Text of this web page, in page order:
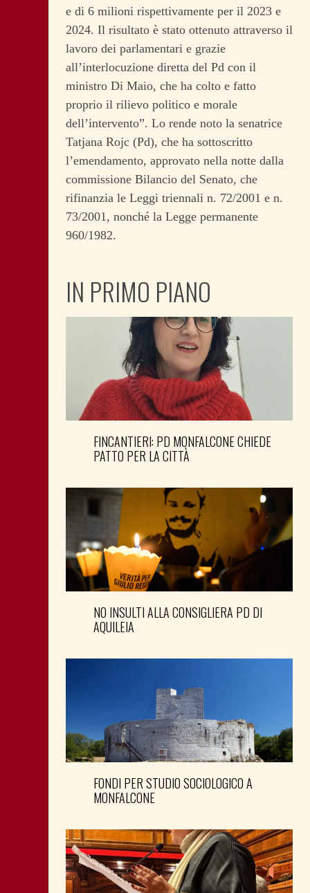
e di 6 milioni rispettivamente per il 2023 e
2024. Il risultato è stato ottenuto attraverso il
lavoro dei parlamentari e grazie
all’interlocuzione diretta del Pd con il
ministro Di Maio, che ha colto e fatto
proprio il rilievo politico e morale
dell’intervento”. Lo rende noto la senatrice
Tatjana Rojc (Pd), che ha sottoscritto
l’emendamento, approvato nella notte dalla
commissione Bilancio del Senato, che
rifinanzia le Leggi triennali n. 72/2001 e n.
73/2001, nonché la Legge permanente
960/1982.
IN PRIMO PIANO
FINCANTIERI: PD MONFALCONE CHIEDE
PATTO PER LA CITTÀ
NO INSULTI ALLA CONSIGLIERA PD DI
AQUILEIA
FONDI PER STUDIO SOCIOLOGICO A
MONFALCONE